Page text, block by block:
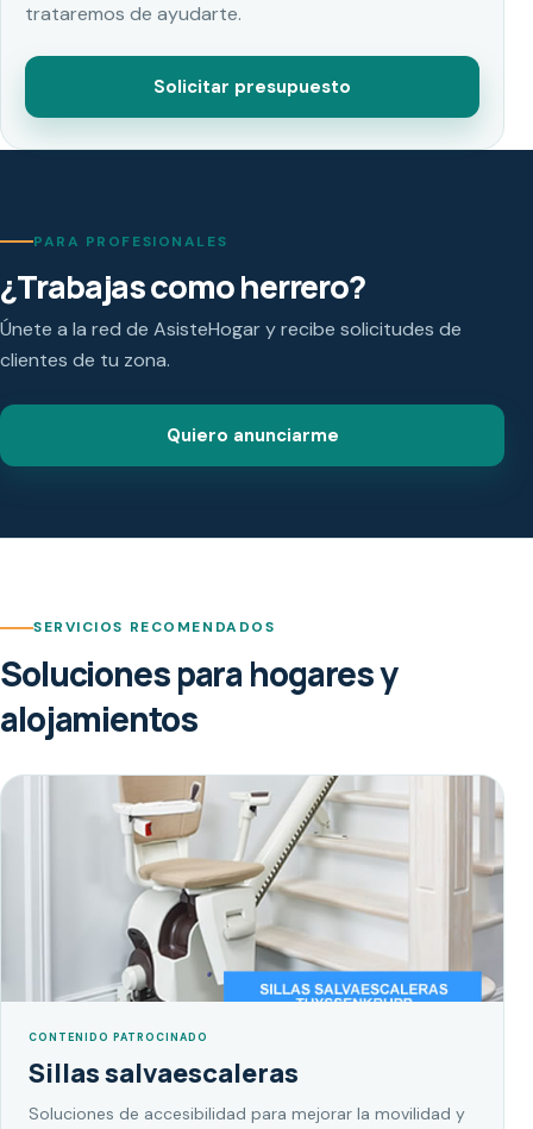
trataremos de ayudarte.
Solicitar presupuesto
PARA PROFESIONALES
¿Trabajas como herrero?
Únete a la red de AsisteHogar y recibe solicitudes de
clientes de tu zona.
Quiero anunciarme
SERVICIOS RECOMENDADOS
Soluciones para hogares y
alojamientos
CONTENIDO PATROCINADO
Sillas salvaescaleras
Soluciones de accesibilidad para mejorar la movilidad y